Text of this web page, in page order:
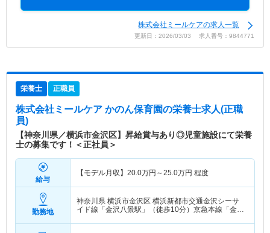
株式会社ミールケアの求人一覧
更新日：2026/03/03 求人番号：9844771
栄養士 正職員
株式会社ミールケア かのん保育園の栄養士求人(正職
員)
【神奈川県／横浜市金沢区】昇給賞与あり◎児童施設にて栄養
士の募集です！＜正社員＞
給与
【モデル月収】 20.0万円～25.0万円 程度
勤務地
神奈川県 横浜市金沢区 横浜新都市交通金沢シーサ
イド線「金沢八景駅」（徒歩10分）京急本線「金沢